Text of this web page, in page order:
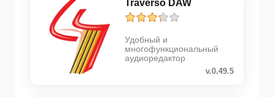
Traverso DAW
Удобный и
многофункциональный
аудиоредактор
v.0.49.5